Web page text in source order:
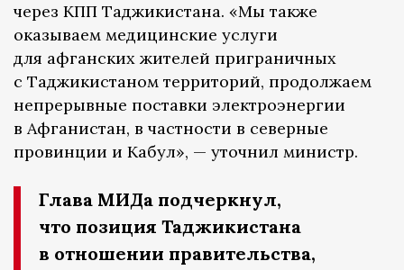
через КПП Таджикистана. «Мы также
оказываем медицинские услуги
для афганских жителей приграничных
с Таджикистаном территорий, продолжаем
непрерывные поставки электроэнергии
в Афганистан, в частности в северные
провинции и Кабул», — уточнил министр.
Глава МИДа подчеркнул,
что позиция Таджикистана
в отношении правительства,